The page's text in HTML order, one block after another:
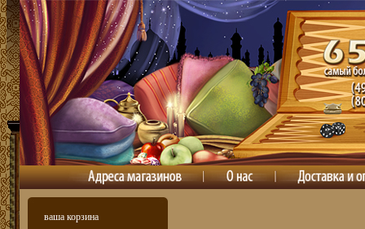
ваша корзина